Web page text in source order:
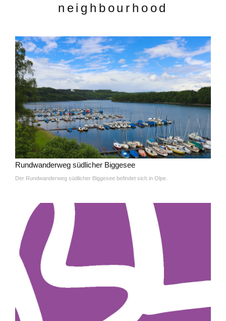
neighbourhood
Rundwanderweg südlicher Biggesee
Der Rundwanderweg südlicher Biggesee befindet sich in Olpe.